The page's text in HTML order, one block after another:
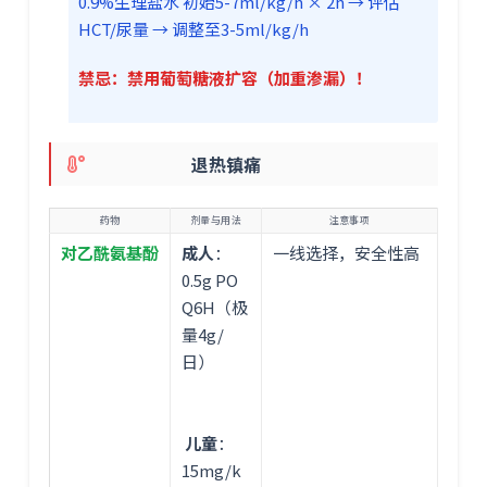
HCT/尿量 → 调整至3-5ml/kg/h
禁忌：禁用葡萄糖液扩容（加重渗漏）！
退热镇痛
药物 剂量与用法 注意事项
对乙酰氨基酚 成人 ：
0.5g PO
Q6H（极
量4g/
日）
儿童：
15mg/k
一线选择，安全性高